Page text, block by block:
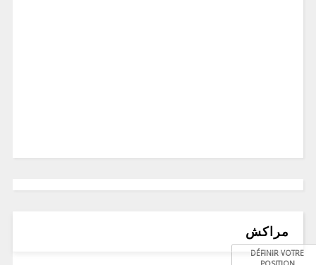
مراكش
DÉFINIR VOTRE